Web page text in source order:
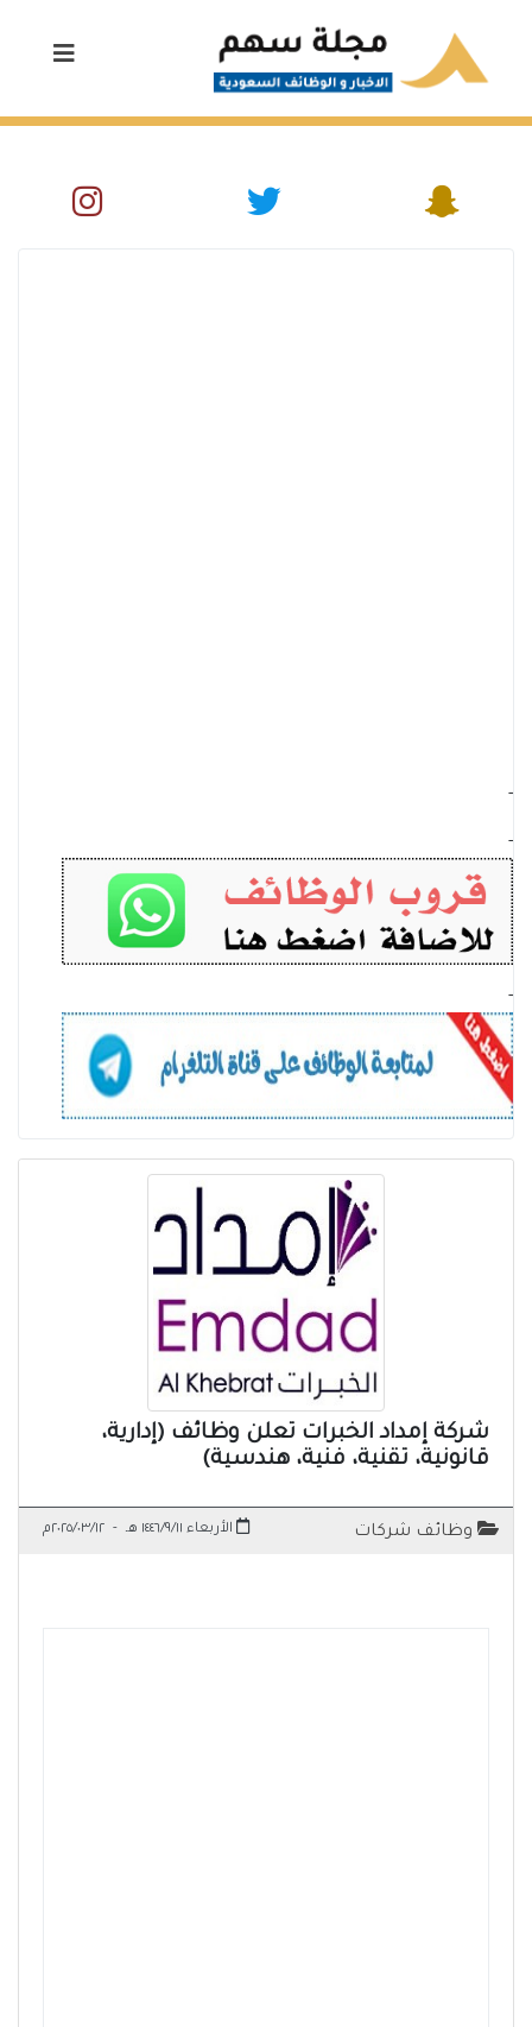
-
-
-
شركة إمداد الخبرات تعلن وظائف (إدارية،
قانونية، تقنية، فنية، هندسية)
وظائف شركات الأربعاء ١٤٤٦/٩/١١ هـ - ٢٠٢٥/٠٣/١٢م